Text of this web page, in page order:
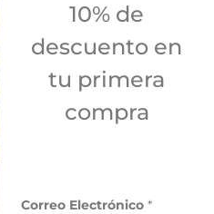
a bolsa de compra
10% de
descuento en
tu primera
compra
o
Correo Electrónico *